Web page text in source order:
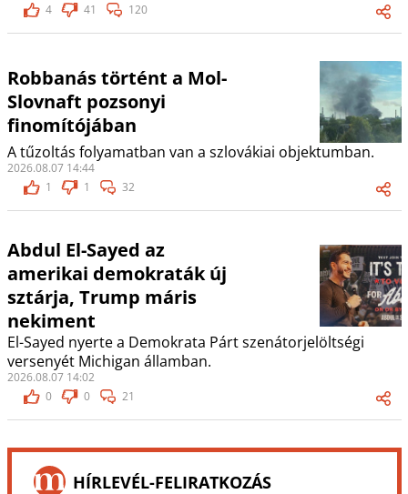
4
41 120
Robbanás történt a Mol-
Slovnaft pozsonyi
finomítójában
A tűzoltás folyamatban van a szlovákiai objektumban.
2026.08.07 14:44
1
1 32
Abdul El-Sayed az
amerikai demokraták új
sztárja, Trump máris
nekiment
El-Sayed nyerte a Demokrata Párt szenátorjelöltségi
versenyét Michigan államban.
2026.08.07 14:02
0
0 21
HÍRLEVÉL-FELIRATKOZÁS